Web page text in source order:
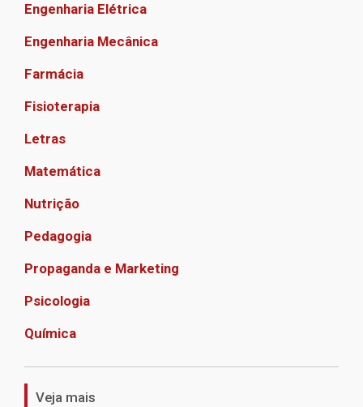
Engenharia Elétrica
Engenharia Mecânica
Farmácia
Fisioterapia
Letras
Matemática
Nutrição
Pedagogia
Propaganda e Marketing
Psicologia
Química
Veja mais